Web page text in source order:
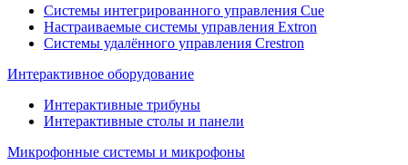
Системы интегрированного управления Cue
Настраиваемые системы управления Extron
Системы удалённого управления Crestron
Интерактивное оборудование
Интерактивные трибуны
Интерактивные столы и панели
Микрофонные системы и микрофоны